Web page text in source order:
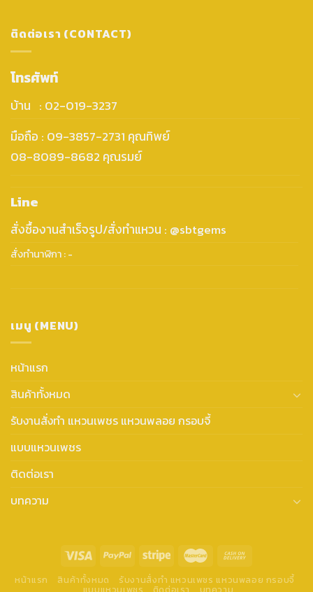
ติดต่อเรา (CONTACT)
โทรศัพท์
บ้าน : 02-019-3237
มือถือ : 09-3857-2731 คุณทิพย์
08-8089-8682 คุณรมย์
Line
สั่งซื้องานสำเร็จรูป/สั่งทำแหวน : @sbtgems
สั่งทำนาฬิกา : -
เมนู (MENU)
หน้าแรก
สินค้าทั้งหมด
รับงานสั่งทำ แหวนเพชร แหวนพลอย กรอบจี้
แบบแหวนเพชร
ติดต่อเรา
บทความ
หน้าแรก สินค้าทั้งหมด รับงานสั่งทำ แหวนเพชร แหวนพลอย กรอบจี้